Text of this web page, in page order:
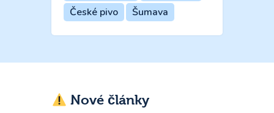
České pivo
Šumava
Nové články